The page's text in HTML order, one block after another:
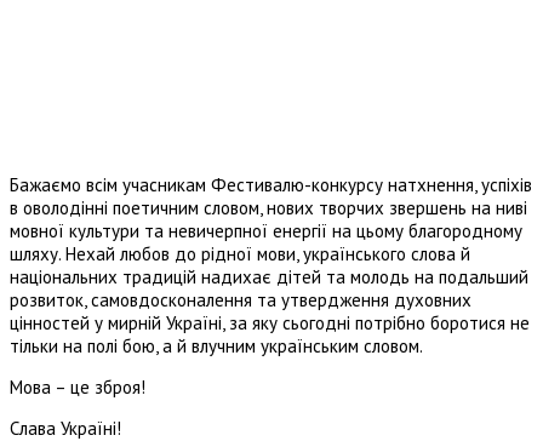
Бажаємо всім учасникам Фестивалю-конкурсу натхнення, успіхів
в оволодінні поетичним словом, нових творчих звершень на ниві
мовної культури та невичерпної енергії на цьому благородному
шляху. Нехай любов до рідної мови, українського слова й
національних традицій надихає дітей та молодь на подальший
розвиток, самовдосконалення та утвердження духовних
цінностей у мирній Україні, за яку сьогодні потрібно боротися не
тільки на полі бою, а й влучним українським словом.
Мова – це зброя!
Слава Україні!